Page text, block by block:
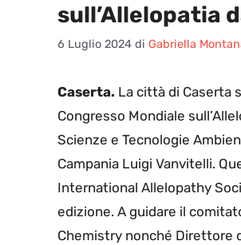
sull’Allelopatia
6 Luglio 2024 di Gabriella
Caserta. La città di Caserta
Congresso Mondiale
Scienze e Tecnologie
Campania Luigi Vanvitelli.
International Allelopathy
edizione. A guidare il
Chemistry nonché Direttore